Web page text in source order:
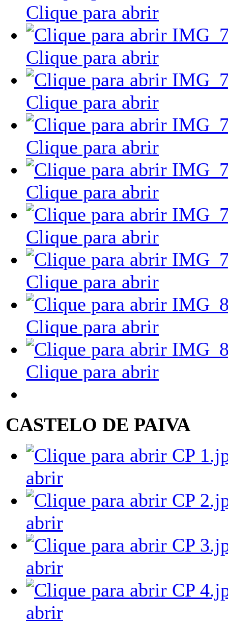
Clique para abrir
Clique para abrir
Clique para abrir
Clique para abrir
Clique para abrir
Clique para abrir
Clique para abrir
Clique para abrir
Clique para abrir
CASTELO DE PAIVA
abrir
abrir
abrir
abrir